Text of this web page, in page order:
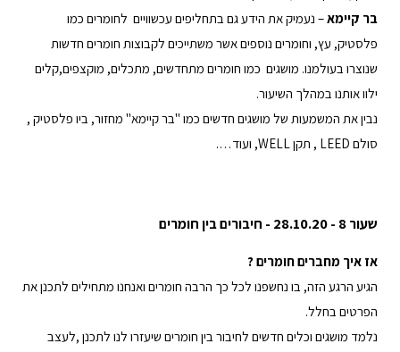
בר קיימא– נעמיק את הידע גם בתחליפים עכשוויים לחומרים כמו
פלסטיק, עץ, וחומרים נוספים אשר משתייכים לקבוצות חומרים חדשות
שנוצרו בעולמנו. מושגים כמו חומרים מתחדשים, מתכלים, מוקצפים,קלים
ילוו אותנו במהלך השיעור.
נבין את המשמעות של מושגים חדשים כמו "בר קיימא" מחזור, ביו פלסטיק ,
סולם LEED , תקן WELL, ועוד….
שעור 8 - 28.10.20 - חיבורים בין חומרים
אז איך מחברים חומרים ?
הגיע הרגע הזה, בו נחשפנו לכל כך הרבה חומרים ואנחנו מתחילים לתכנן את
הפרטים בחלל.
נלמד מושגים וכלים חדשים לחיבור בין חומרים שיעזרו לנו לתכנן ,לעצב